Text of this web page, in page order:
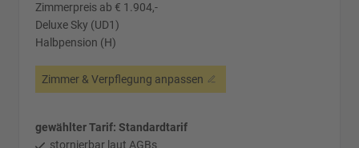
Zimmerpreis ab € 1.904,-
Deluxe Sky (UD1)
Halbpension (H)
Zimmer & Verpflegung anpassen
gewählter Tarif: Standardtarif
stornierbar laut AGBs